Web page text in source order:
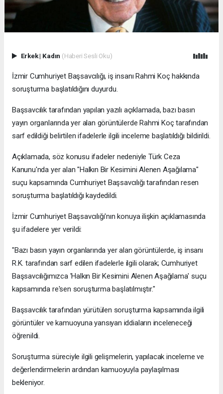
Erkek| Kadın (Haberi Sesli Oku)
İzmir Cumhuriyet Başsavcılığı, iş insanı Rahmi Koç hakkında
soruşturma başlatıldığını duyurdu.
Başsavcılık tarafından yapılan yazılı açıklamada, bazı basın
yayın organlarında yer alan görüntülerde Rahmi Koç tarafından
sarf edildiği belirtilen ifadelerle ilgili inceleme başlatıldığı bildirildi.
Açıklamada, söz konusu ifadeler nedeniyle Türk Ceza
Kanunu'nda yer alan "Halkın Bir Kesimini Alenen Aşağılama"
suçu kapsamında Cumhuriyet Başsavcılığı tarafından resen
soruşturma başlatıldığı kaydedildi.
İzmir Cumhuriyet Başsavcılığı'nın konuya ilişkin açıklamasında
şu ifadelere yer verildi:
"Bazı basın yayın organlarında yer alan görüntülerde, iş insanı
R.K. tarafından sarf edilen ifadelerle ilgili olarak; Cumhuriyet
Başsavcılığımızca 'Halkın Bir Kesimini Alenen Aşağılama' suçu
kapsamında re'sen soruşturma başlatılmıştır."
Başsavcılık tarafından yürütülen soruşturma kapsamında ilgili
görüntüler ve kamuoyuna yansıyan iddiaların inceleneceği
öğrenildi.
Soruşturma süreciyle ilgili gelişmelerin, yapılacak inceleme ve
değerlendirmelerin ardından kamuoyuyla paylaşılması
bekleniyor.